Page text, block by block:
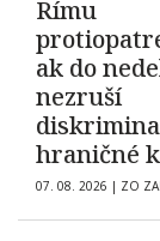
Rímu
ak do
nezruší
hraničné
občanov
07. 08. 2026 | ZO